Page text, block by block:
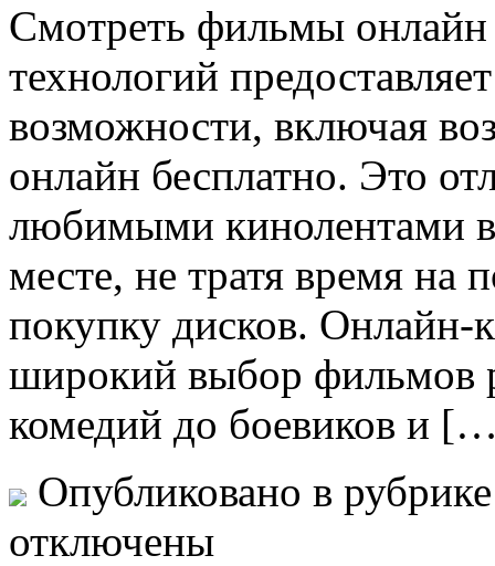
Смoтрeть фильмы oнлaйн
технологий
возможности, включая
онлайн бесплатно. Это
любимыми кинолентами
месте, не тратя время на
покупку дисков. Онлайн-
широкий выбор фильмов
комедий до боевиков и
Опубликовано в
отключены